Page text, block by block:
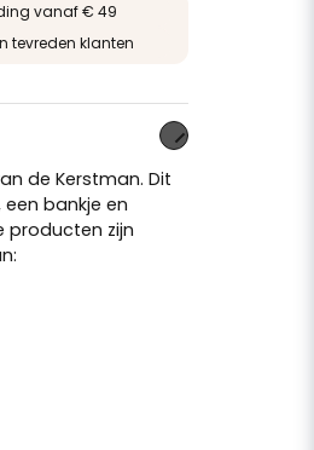
vanaf € 49
tevreden klanten
de Kerstman. Dit
bankje en
producten zijn